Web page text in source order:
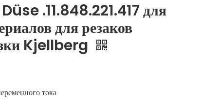
.11.848.221.417 для
для резаков
Kjellberg
тока